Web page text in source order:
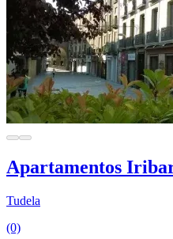
Apartamentos
Tudela
(0)